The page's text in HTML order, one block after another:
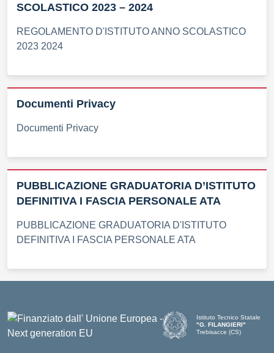
SCOLASTICO 2023 – 2024
REGOLAMENTO D'ISTITUTO ANNO SCOLASTICO
2023 2024
Documenti Privacy
Documenti Privacy
PUBBLICAZIONE GRADUATORIA D’ISTITUTO
DEFINITIVA I FASCIA PERSONALE ATA
PUBBLICAZIONE GRADUATORIA D'ISTITUTO
DEFINITIVA I FASCIA PERSONALE ATA
Istituto Tecnico Statale
"G. FILANGIERI"
Trebisacce (CS)